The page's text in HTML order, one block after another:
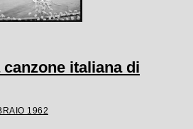
italiana di
1962